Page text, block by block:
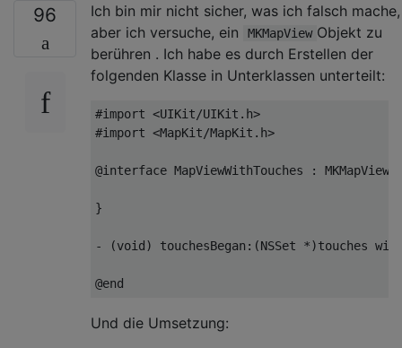
96
Ich bin mir nicht sicher, was ich falsch mache,
aber ich versuche, ein
MKMapView Objekt zu
berühren . Ich habe es durch Erstellen der
folgenden Klasse in Unterklassen unterteilt:
#import <UIKit/UIKit.h>
#import <MapKit/MapKit.h>
@interface MapViewWithTouches : MKMapView
}
- (void) touchesBegan :(NSSet *)touches
@end
Und die Umsetzung: